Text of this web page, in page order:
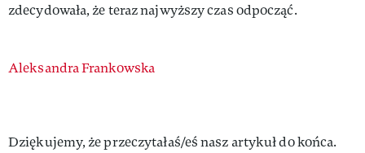
zdecydowała, że teraz najwyższy czas odpocząć.
Authors
Aleksandra Frankowska
Dziękujemy, że przeczytałaś/eś nasz artykuł do końca.